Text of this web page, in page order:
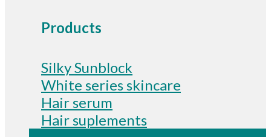
Products
Silky Sunblock
White series skincare
Hair serum
Hair suplements